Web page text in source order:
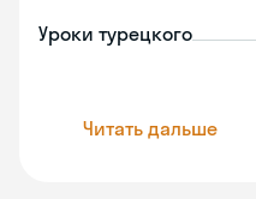
Уроки турецкого
Читать дальше